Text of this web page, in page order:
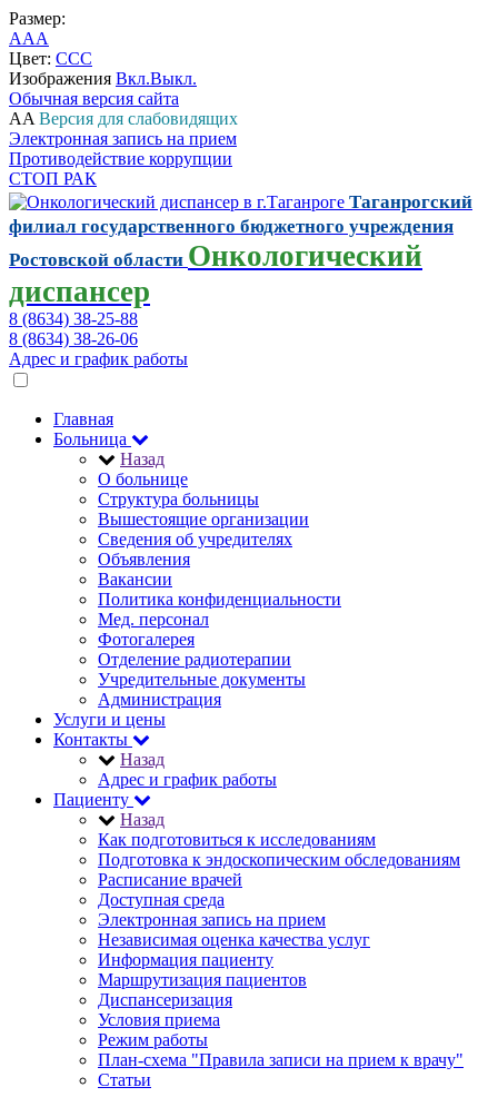
Размер:
AAA
Цвет: CCC
Изображения Вкл.Выкл.
Обычная версия сайта
AA Версия для слабовидящих
Электронная запись на прием
Противодействие коррупции
СТОП РАК
Таганрогский
филиал государственного бюджетного учреждения
Ростовской области Онкологический
диспансер
8 (8634) 38-25-88
8 (8634) 38-26-06
Адрес и график работы
Главная
Больница
Назад
О больнице
Структура больницы
Вышестоящие организации
Сведения об учредителях
Объявления
Вакансии
Политика конфиденциальности
Мед. персонал
Фотогалерея
Отделение радиотерапии
Учредительные документы
Администрация
Услуги и цены
Контакты
Назад
Адрес и график работы
Пациенту
Назад
Как подготовиться к исследованиям
Подготовка к эндоскопическим обследованиям
Расписание врачей
Доступная среда
Электронная запись на прием
Независимая оценка качества услуг
Информация пациенту
Маршрутизация пациентов
Диспансеризация
Условия приема
Режим работы
План-схема "Правила записи на прием к врачу"
Статьи